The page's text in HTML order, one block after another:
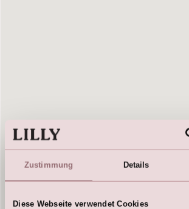
Zustimmung Details
Diese Webseite verwendet Cookies